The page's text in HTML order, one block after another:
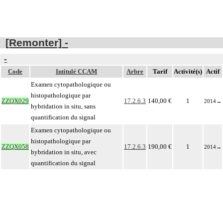
[Remonter] -
-
Code Intitulé CCAM Arbre Tarif Activité(s) Actif
ZZQX029
Examen cytopathologique ou
histopathologique par
hybridation in situ, sans
quantification du signal
17.2.6.3 140,00 € 1 2014→
ZZQX058
Examen cytopathologique ou
histopathologique par
hybridation in situ, avec
quantification du signal
17.2.6.3 190,00 € 1 2014→